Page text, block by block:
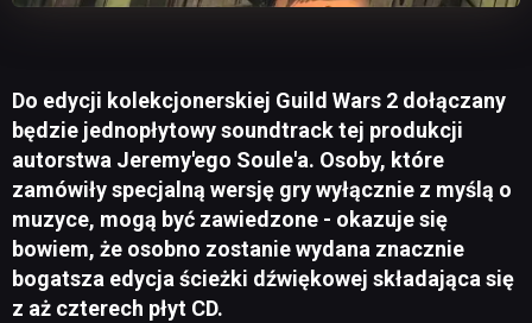
Do edycji kolekcjonerskiej Guild Wars 2 dołączany
będzie jednopłytowy soundtrack tej produkcji
autorstwa Jeremy'ego Soule'a. Osoby, które
zamówiły specjalną wersję gry wyłącznie z myślą o
muzyce, mogą być zawiedzone - okazuje się
bowiem, że osobno zostanie wydana znacznie
bogatsza edycja ścieżki dźwiękowej składająca się
z aż czterech płyt CD.